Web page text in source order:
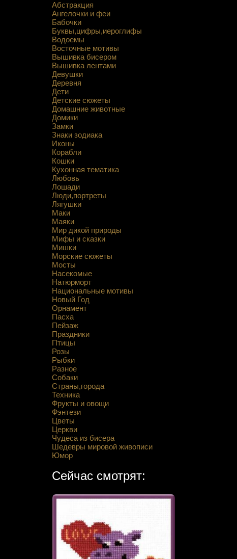
Абстракция
Ангелочки и феи
Бабочки
Буквы,цифры,иероглифы
Водоемы
Восточные мотивы
Вышивка бисером
Вышивка лентами
Девушки
Деревня
Дети
Детские сюжеты
Домашние животные
Домики
Замки
Знаки зодиака
Иконы
Корабли
Кошки
Кухонная тематика
Любовь
Лошади
Люди,портреты
Лягушки
Маки
Маяки
Мир дикой природы
Мифы и сказки
Мишки
Морские сюжеты
Мосты
Насекомые
Натюрморт
Национальные мотивы
Новый Год
Орнамент
Пасха
Пейзаж
Праздники
Птицы
Розы
Рыбки
Разное
Собаки
Страны,города
Техника
Фрукты и овощи
Фэнтези
Цветы
Церкви
Чудеса из бисера
Шедевры мировой живописи
Юмор
Сейчас смотрят: